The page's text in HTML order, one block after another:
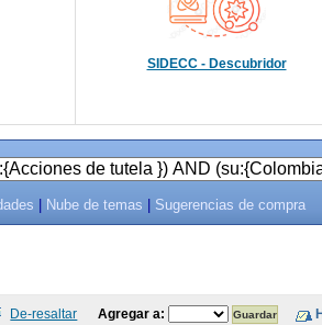
SIDECC - Descubridor
Nube de temas Sugerencias de compra
De-resaltar Agregar a: